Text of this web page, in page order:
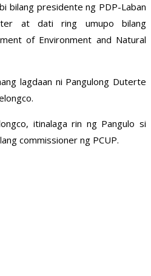
bilang presidente ng PDP-Laban
at dati ring umupo bilang
of Environment and Natural
lagdaan ni Pangulong Duterte
itinalaga rin ng Pangulo si
commissioner ng PCUP.